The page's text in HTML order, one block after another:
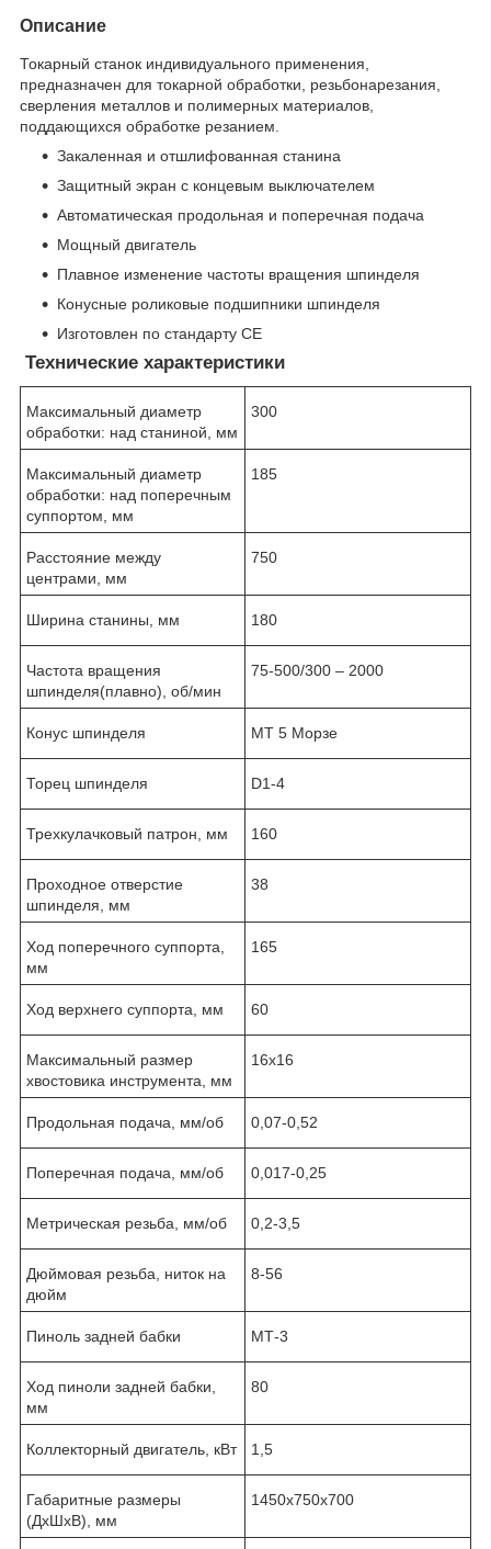
Описание
Токарный станок индивидуального применения,
предназначен для токарной обработки, резьбонарезания,
сверления металлов и полимерных материалов,
поддающихся обработке резанием.
Закаленная и отшлифованная станина
Защитный экран с концевым выключателем
Автоматическая продольная и поперечная подача
Мощный двигатель
Плавное изменение частоты вращения шпинделя
Конусные роликовые подшипники шпинделя
Изготовлен по стандарту СЕ
Технические характеристики
Максимальный диаметр
обработки: над станиной, мм
300
Максимальный диаметр
обработки: над поперечным
суппортом, мм
185
Расстояние между
центрами, мм
750
Ширина станины, мм 180
Частота вращения
шпинделя(плавно), об/мин
75-500/300 – 2000
Конус шпинделя MТ 5 Морзе
Торец шпинделя D1-4
Трехкулачковый патрон, мм 160
Проходное отверстие
шпинделя, мм
38
Ход поперечного суппорта,
мм
165
Ход верхнего суппорта, мм 60
Максимальный размер
хвостовика инструмента, мм
16х16
Продольная подача, мм/об 0,07-0,52
Поперечная подача, мм/об 0,017-0,25
Метрическая резьба, мм/об 0,2-3,5
Дюймовая резьба, ниток на
дюйм
8-56
Пиноль задней бабки МТ-3
Ход пиноли задней бабки,
мм
80
Коллекторный двигатель, кВт 1,5
Габаритные размеры
(ДхШхВ), мм
1450х750х700